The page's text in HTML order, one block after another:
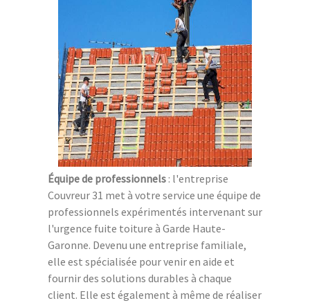
Équipe de professionnels : l'entreprise
Couvreur 31 met à votre service une équipe de
professionnels expérimentés intervenant sur
l'urgence fuite toiture à Garde Haute-
Garonne. Devenu une entreprise familiale,
elle est spécialisée pour venir en aide et
fournir des solutions durables à chaque
client. Elle est également à même de réaliser